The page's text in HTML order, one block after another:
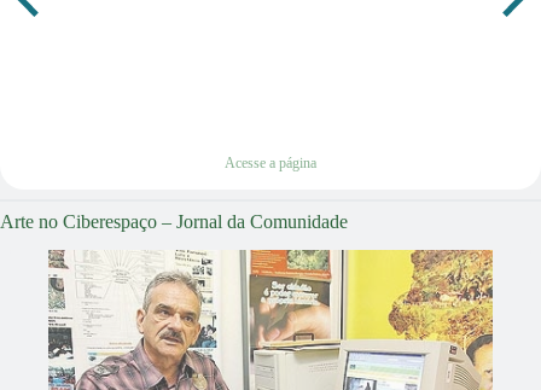
Acesse a página
Arte no Ciberespaço – Jornal da Comunidade